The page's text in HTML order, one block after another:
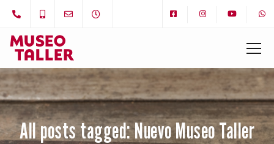
All posts tagged: Nuevo Museo Taller